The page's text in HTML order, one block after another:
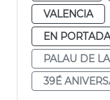
VALENCIA
EN
PALAU DE
39É